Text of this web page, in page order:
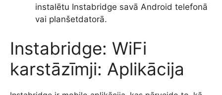
instalētu Instabridge savā Android telefonā
vai planšetdatorā.
Instabridge: WiFi
karstāzīmji: Aplikācija